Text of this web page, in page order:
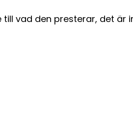
vad den presterar, det är